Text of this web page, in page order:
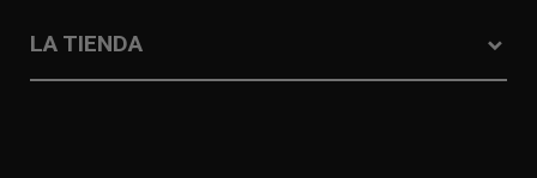
LA TIENDA